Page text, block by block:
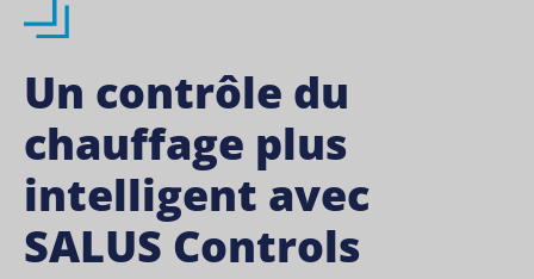
Un contrôle du
chauffage plus
intelligent avec
SALUS Controls